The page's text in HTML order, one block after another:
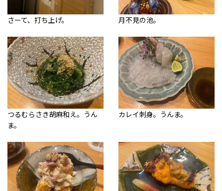
さーて、打ち上げ。 月不見の池。
つるむらさき胡麻和え。うん
ま。
カレイ刺身。うんま。